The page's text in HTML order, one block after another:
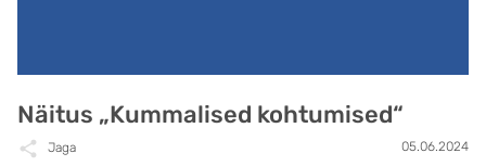
Näitus „Kummalised kohtumised“
Jaga 05.06.2024